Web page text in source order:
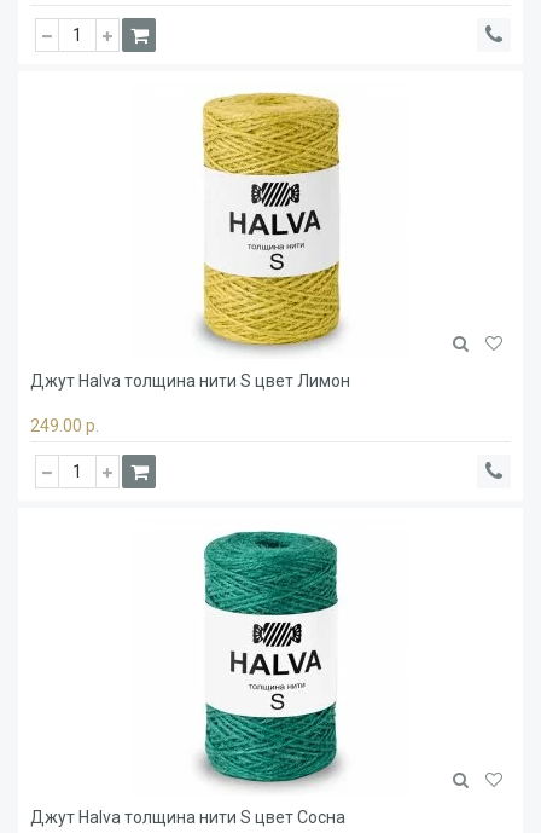
Джут Halva толщина нити S цвет Лимон
249.00 р.
Джут Halva толщина нити S цвет Сосна